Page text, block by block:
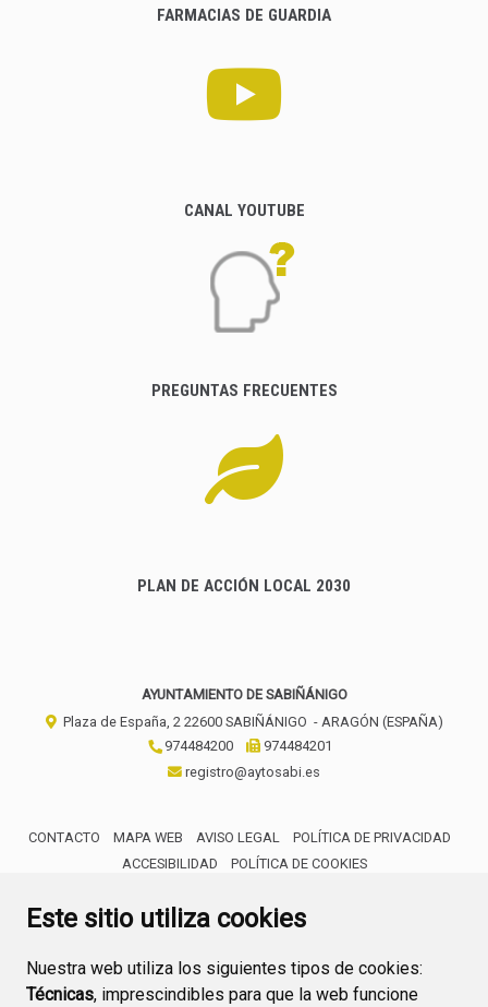
Este sitio utiliza cookies
Nuestra web utiliza los siguientes tipos de cookies:
Técnicas, imprescindibles para que la web funcione
FARMACIAS DE GUARDIA
CANAL YOUTUBE
PREGUNTAS FRECUENTES
PLAN DE ACCIÓN LOCAL 2030
AYUNTAMIENTO DE SABIÑÁNIGO
Plaza de España, 2 22600 SABIÑÁNIGO - ARAGÓN (ESPAÑA)
974484200
974484201
registro@aytosabi.es
CONTACTO MAPA WEB AVISO LEGAL
POLÍTICA DE PRIVACIDAD
ACCESIBILIDAD
POLÍTICA DE COOKIES